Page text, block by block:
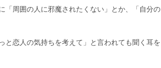
「周囲の人に邪魔されたくない」とか、「自分の
と恋人の気持ちを考えて」と言われても聞く耳を